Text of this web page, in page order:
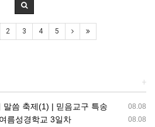
2 3 4 5
+
08.08
씀 축제(1) | 믿음교구 특송
08.08
름성경학교 3일차